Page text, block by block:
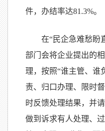
件，办结率达81.3%。
在“民企急难愁盼
部门会将企业提出的
理，按照“谁主管、谁
责、归口办理、限时
时反馈处理结果，并
做到诉求有人处理、